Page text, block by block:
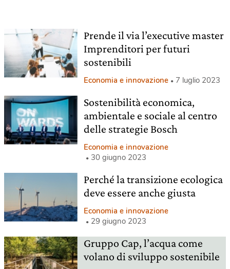
Prende il via l’executive master
Imprenditori per futuri
sostenibili
Economia e innovazione 7 luglio 2023
Sostenibilità economica,
ambientale e sociale al centro
delle strategie Bosch
Economia e innovazione
30 giugno 2023
Perché la transizione ecologica
deve essere anche giusta
Economia e innovazione
29 giugno 2023
Gruppo Cap, l’acqua come
volano di sviluppo sostenibile